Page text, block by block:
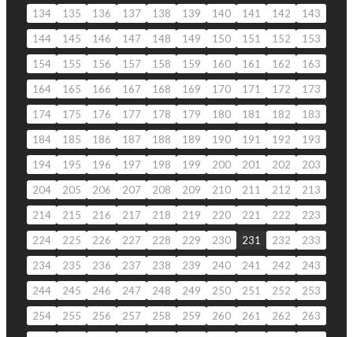
134
135 136 137 138 139 140 141 142
143
144
145 146 147 148 149 150 151 152
153
154
155 156 157 158 159 160 161 162
163
164
165 166 167 168 169 170 171 172
173
174
175 176 177 178 179 180 181 182
183
184
185 186 187 188 189 190 191 192
193
194
195 196 197 198 199 200 201 202
203
204
205 206 207 208 209 210 211 212
213
214
215 216 217 218 219 220 221 222
223
224
225 226 227 228 229 230 231 232
233
234
235 236 237 238 239 240 241 242
243
244
245 246 247 248 249 250 251 252
253
254
255 256 257 258 259 260 261 262
263